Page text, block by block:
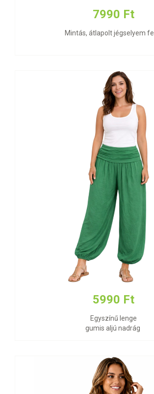
7990 Ft
Mintás, átlapolt jégselyem
5990 Ft
Egyszínű lenge
gumis aljú nadrág